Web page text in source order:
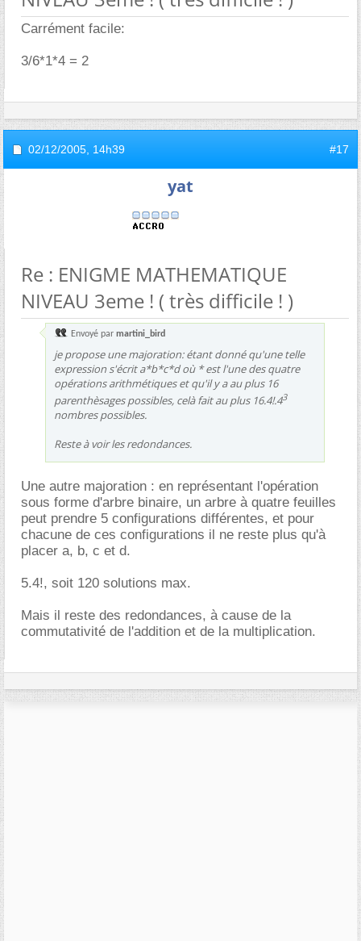
Carrément facile:
3/6*1*4 = 2
02/12/2005, 14h39 #17
yat
Re : ENIGME MATHEMATIQUE
NIVEAU 3eme ! ( très difficile ! )
Envoyé par martini_bird
je propose une majoration: étant donné qu'une telle
expression s'écrit a*b*c*d où * est l'une des quatre
opérations arithmétiques et qu'il y a au plus 16
parenthèsages possibles, celà fait au plus 16.4!.43
nombres possibles.
Reste à voir les redondances.
Une autre majoration : en représentant l'opération
sous forme d'arbre binaire, un arbre à quatre feuilles
peut prendre 5 configurations différentes, et pour
chacune de ces configurations il ne reste plus qu'à
placer a, b, c et d.
5.4!, soit 120 solutions max.
Mais il reste des redondances, à cause de la
commutativité de l'addition et de la multiplication.